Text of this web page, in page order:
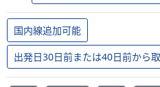
国内線追加可能
出発日30日前または40日前から